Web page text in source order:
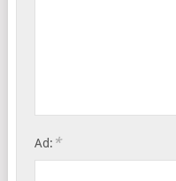
Ad: *